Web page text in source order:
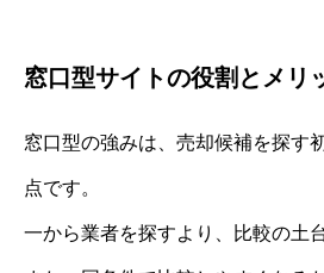
窓口型サイトの役割とメリ
窓口型の強みは、売却候補を探す
点です。
一から業者を探すより、比較の土